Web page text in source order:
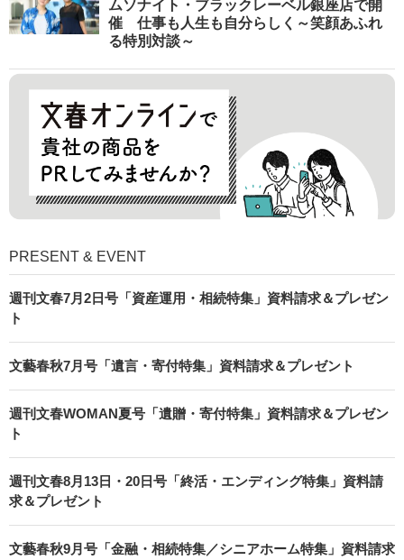
ムソナイト・ブラックレーベル銀座店で開
催 仕事も人生も自分らしく～笑顔あふれ
る特別対談～
PRESENT & EVENT
週刊文春7月2日号「資産運用・相続特集」資料請求＆プレゼン
ト
文藝春秋7月号「遺言・寄付特集」資料請求＆プレゼント
週刊文春WOMAN夏号「遺贈・寄付特集」資料請求＆プレゼン
ト
週刊文春8月13日・20日号「終活・エンディング特集」資料請
求＆プレゼント
文藝春秋9月号「金融・相続特集／シニアホーム特集」資料請求